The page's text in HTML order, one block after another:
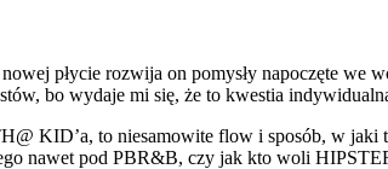
płycie rozwija on pomysły napoczęte we
bo wydaje mi się, że to kwestia
KID’a, to niesamowite flow i sposób, w jaki
nawet pod PBR&B, czy jak kto woli